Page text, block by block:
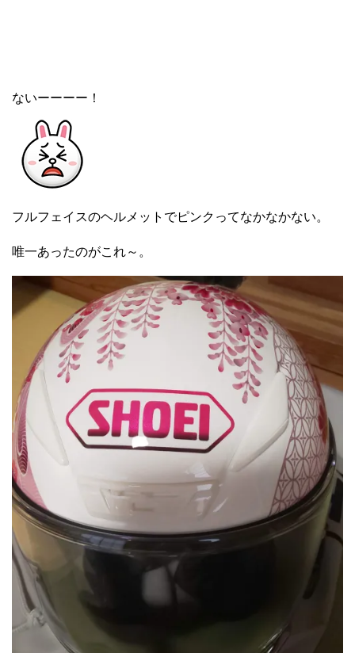
ないーーーー！
フルフェイスのヘルメットでピンクってなかなかない。
唯一あったのがこれ～。